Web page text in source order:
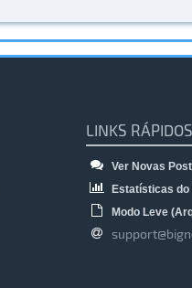
LINKS RÁPIDOS
Ver Novas
Estatísticas do
Modo Leve